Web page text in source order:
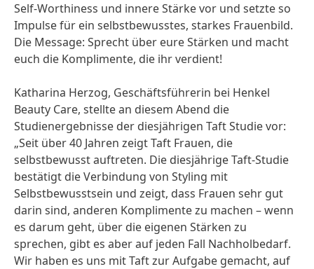
Self-Worthiness und innere Stärke vor und setzte so
Impulse für ein selbstbewusstes, starkes Frauenbild.
Die Message: Sprecht über eure Stärken und macht
euch die Komplimente, die ihr verdient!
Katharina Herzog, Geschäftsführerin bei Henkel
Beauty Care, stellte an diesem Abend die
Studienergebnisse der diesjährigen Taft Studie vor:
„Seit über 40 Jahren zeigt Taft Frauen, die
selbstbewusst auftreten. Die diesjährige Taft-Studie
bestätigt die Verbindung von Styling mit
Selbstbewusstsein und zeigt, dass Frauen sehr gut
darin sind, anderen Komplimente zu machen – wenn
es darum geht, über die eigenen Stärken zu
sprechen, gibt es aber auf jeden Fall Nachholbedarf.
Wir haben es uns mit Taft zur Aufgabe gemacht, auf